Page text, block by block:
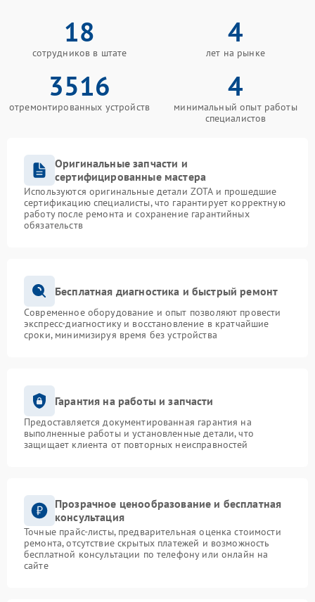
18
сотрудников в штате
4
лет на рынке
3516
отремонтированных устройств
4
минимальный опыт работы
специалистов
Оригинальные запчасти и
сертифицированные мастера
Используются оригинальные детали ZOTA и прошедшие
сертификацию специалисты, что гарантирует корректную
работу после ремонта и сохранение гарантийных
обязательств
Бесплатная диагностика и быстрый ремонт
Современное оборудование и опыт позволяют провести
экспресс-диагностику и восстановление в кратчайшие
сроки, минимизируя время без устройства
Гарантия на работы и запчасти
Предоставляется документированная гарантия на
выполненные работы и установленные детали, что
защищает клиента от повторных неисправностей
Прозрачное ценообразование и бесплатная
консультация
Точные прайс-листы, предварительная оценка стоимости
ремонта, отсутствие скрытых платежей и возможность
бесплатной консультации по телефону или онлайн на
сайте